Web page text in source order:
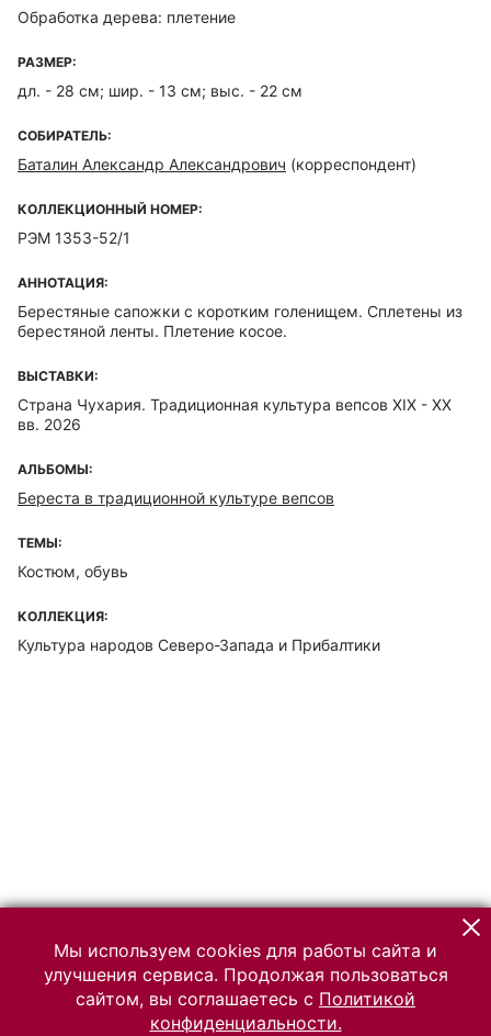
Обработка дерева: плетение
РАЗМЕР:
дл. - 28 см; шир. - 13 см; выс. - 22 см
СОБИРАТЕЛЬ:
Баталин Александр Александрович (корреспондент)
КОЛЛЕКЦИОННЫЙ НОМЕР:
РЭМ 1353-52/1
АННОТАЦИЯ:
Берестяные сапожки с коротким голенищем. Сплетены из
берестяной ленты. Плетение косое.
ВЫСТАВКИ:
Страна Чухария. Традиционная культура вепсов XIX - XX
вв. 2026
АЛЬБОМЫ:
Береста в традиционной культуре вепсов
ТЕМЫ:
Костюм, обувь
КОЛЛЕКЦИЯ:
Культура народов Северо-Запада и Прибалтики
Мы используем cookies для работы сайта и
улучшения сервиса. Продолжая пользоваться
сайтом, вы соглашаетесь с Политикой
конфиденциальности.